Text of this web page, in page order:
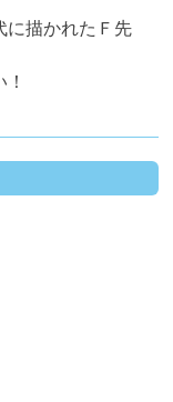
に描かれたＦ先